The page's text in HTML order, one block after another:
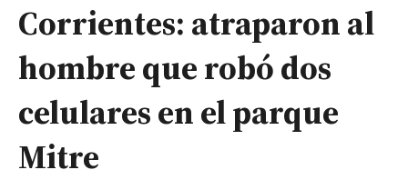
Corrientes: atraparon al
hombre que robó dos
celulares en el parque
Mitre